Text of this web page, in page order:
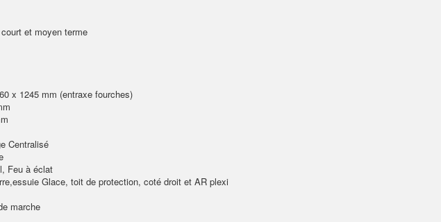
et moyen terme
x 1245 mm (entraxe fourches)
Centralisé
Feu à éclat
Glace, toit de protection, coté droit et AR plexi
marche